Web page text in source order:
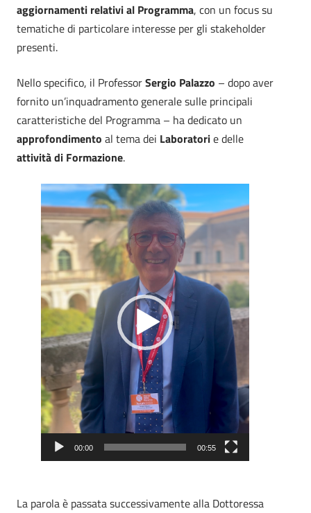
aggiornamenti relativi al Programma, con un focus su
tematiche di particolare interesse per gli stakeholder
presenti.
Nello specifico, il ProfessorSergio Palazzo – dopo aver
fornito un’inquadramento generale sulle principali
caratteristiche del Programma – ha dedicato un
approfondimento al tema dei Laboratorie delle
attività di Formazione.
Video
Player
00:00 00:55
La parola è passata successivamente alla Dottoressa